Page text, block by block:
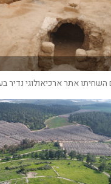
אתר ארכיאולוגי נדיר